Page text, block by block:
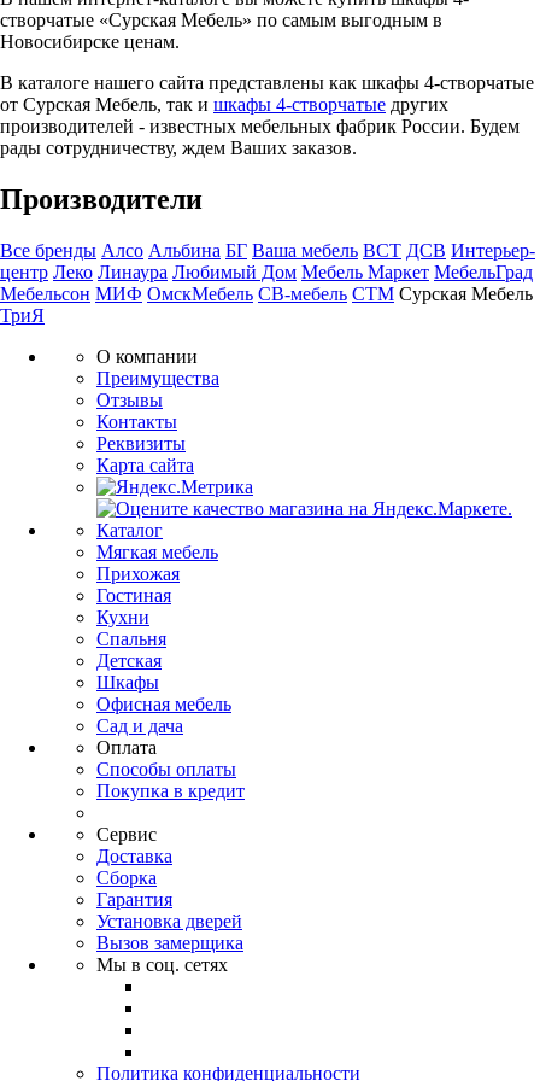
створчатые «Сурская Мебель» по самым выгодным в
Новосибирске ценам.
В каталоге нашего сайта представлены как шкафы 4-створчатые
от Сурская Мебель, так и шкафы 4-створчатые других
производителей - известных мебельных фабрик России. Будем
рады сотрудничеству, ждем Ваших заказов.
Производители
Все бренды Алсо Альбина БГ Ваша мебель ВСТ ДСВ Интерьер-
центр Леко Линаура Любимый Дом Мебель Маркет МебельГрад
Мебельсон МИФ ОмскМебель СВ-мебель СТМ Сурская Мебель
ТриЯ
О компании
Преимущества
Отзывы
Контакты
Реквизиты
Карта сайта
Каталог
Мягкая мебель
Прихожая
Гостиная
Кухни
Спальня
Детская
Шкафы
Офисная мебель
Сад и дача
Оплата
Способы оплаты
Покупка в кредит
Сервис
Доставка
Сборка
Гарантия
Установка дверей
Вызов замерщика
Мы в соц. сетях
Политика конфиденциальности